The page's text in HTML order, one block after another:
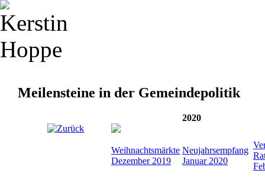
Meilensteine in der Gemeindepolitik
2020
Weihnachtsmärkte
Dezember 2019
Neujahrsempfang
Januar 2020